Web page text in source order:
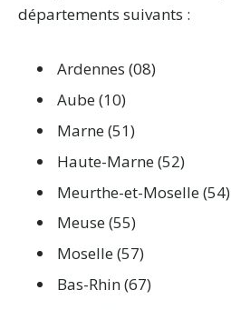
départements suivants :
Ardennes (08)
Aube (10)
Marne (51)
Haute-Marne (52)
Meurthe-et-Moselle (54)
Meuse (55)
Moselle (57)
Bas-Rhin (67)